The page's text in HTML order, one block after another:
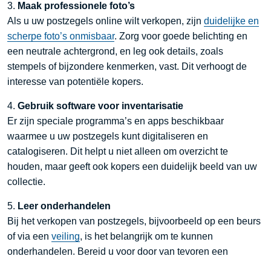
3. Maak professionele foto’s
Als u uw postzegels online wilt verkopen, zijn duidelijke en
scherpe foto’s onmisbaar. Zorg voor goede belichting en
een neutrale achtergrond, en leg ook details, zoals
stempels of bijzondere kenmerken, vast. Dit verhoogt de
interesse van potentiële kopers.
4. Gebruik software voor inventarisatie
Er zijn speciale programma’s en apps beschikbaar
waarmee u uw postzegels kunt digitaliseren en
catalogiseren. Dit helpt u niet alleen om overzicht te
houden, maar geeft ook kopers een duidelijk beeld van uw
collectie.
5. Leer onderhandelen
Bij het verkopen van postzegels, bijvoorbeeld op een beurs
of via een veiling, is het belangrijk om te kunnen
onderhandelen. Bereid u voor door van tevoren een